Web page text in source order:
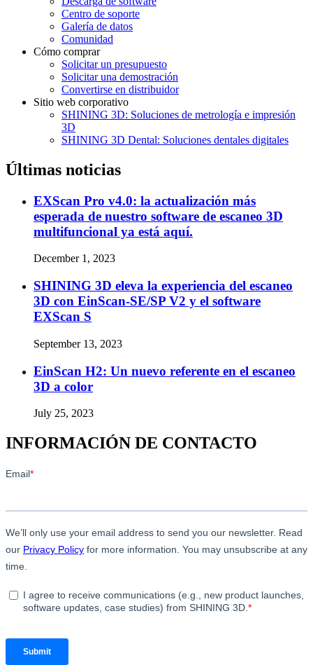
Centro de soporte
Galería de datos
Comunidad
Cómo comprar
Solicitar un presupuesto
Solicitar una demostración
Convertirse en distribuidor
Sitio web corporativo
SHINING 3D: Soluciones de metrología e impresión
3D
SHINING 3D Dental: Soluciones dentales digitales
Últimas noticias
EXScan Pro v4.0: la actualización más
esperada de nuestro software de escaneo 3D
multifuncional ya está aquí.
December 1, 2023
SHINING 3D eleva la experiencia del escaneo
3D con EinScan-SE/SP V2 y el software
EXScan S
September 13, 2023
EinScan H2: Un nuevo referente en el escaneo
3D a color
July 25, 2023
INFORMACIÓN DE CONTACTO